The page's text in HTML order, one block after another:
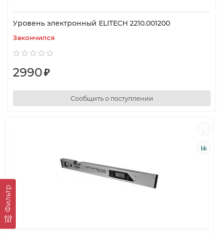
Фильтр
Уровень электронный ELITECH 2210.001200
Закончился
2990₽
Сообщить о поступлении